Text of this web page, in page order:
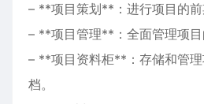
– **项目策划**：进行项目的前
– **项目管理**：全面管理项目
– **项目资料柜**：存储和管
档。